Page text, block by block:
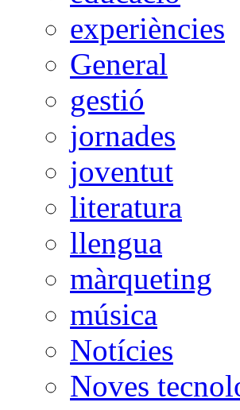
experiències
General
gestió
jornades
joventut
literatura
llengua
màrqueting
música
Notícies
Noves